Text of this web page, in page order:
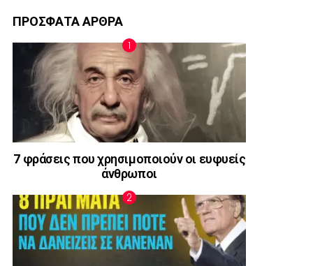
ΠΡΟΣΦΑΤΑ ΑΡΘΡΑ
7 φράσεις που χρησιμοποιούν οι ευφυείς
άνθρωποι